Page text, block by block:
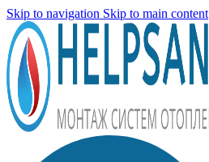
Skip to navigation Skip to main content